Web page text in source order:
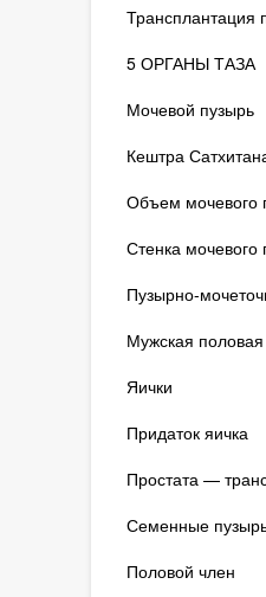
Трансплантация
5 ОРГАНЫ ТАЗА
Мочевой пузырь
Кештра
Объем мочевого
Стенка мочевого
Пузырно-
Мужская
Яички
Придаток яичка
Простата —
Семенные
Половой член